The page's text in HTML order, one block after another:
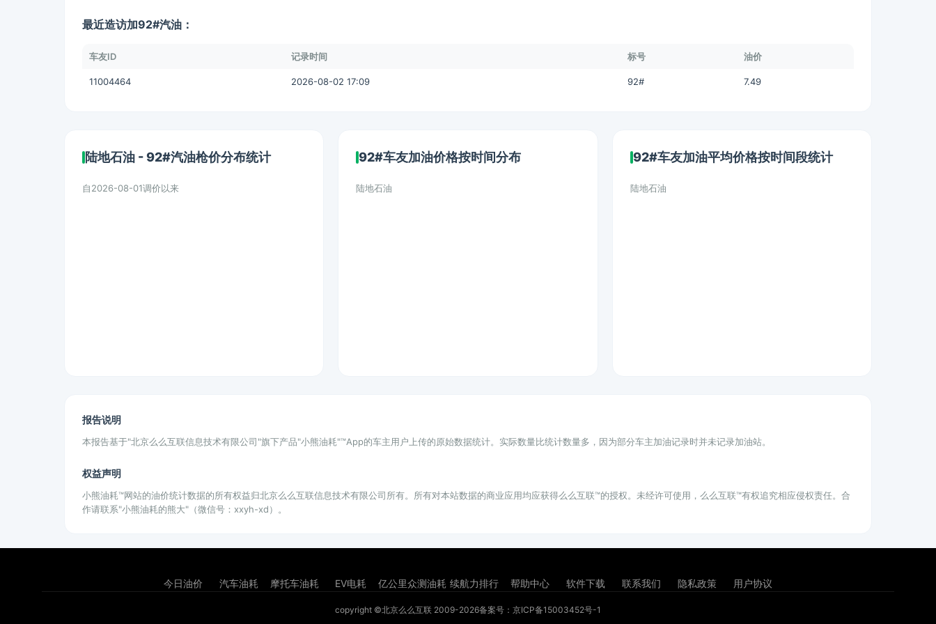
最近造访加92#汽油：
车友ID 记录时间 标号 油价
11004464 2026-08-02 17:09 92# 7.49
陆地石油 - 92#汽油枪价分布统计
自2026-08-01调价以来
92#车友加油价格按时间分布
陆地石油
92#车友加油平均价格按时间段统计
陆地石油
报告说明
本报告基于"北京么么互联信息技术有限公司"旗下产品"小熊油耗"™App的车主用户上传的原始数据统计。实际数量比统计数量多，因为部分车主加油记录时并未记录加油站。
权益声明
小熊油耗™网站的油价统计数据的所有权益归北京么么互联信息技术有限公司所有。所有对本站数据的商业应用均应获得么么互联™的授权。未经许可使用，么么互联™有权追究相应侵权责任。合
作请联系"小熊油耗的熊大"（微信号：xxyh-xd）。
今日油价 汽车油耗 摩托车油耗 EV电耗 亿公里众测油耗 续航力排行 帮助中心 软件下载 联系我们 隐私政策 用户协议
copyright ©北京么么互联 2009-2026备案号：京ICP备15003452号-1